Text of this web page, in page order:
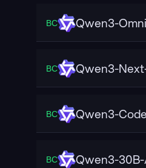
ВС Qwen3-
ВС Qwen3-
ВС Qwen3-
ВС Qwen3-